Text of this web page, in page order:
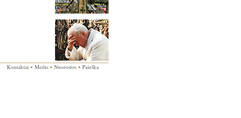
Kontaktai ▪ Medis ▪ Nuorodos ▪ Paieška